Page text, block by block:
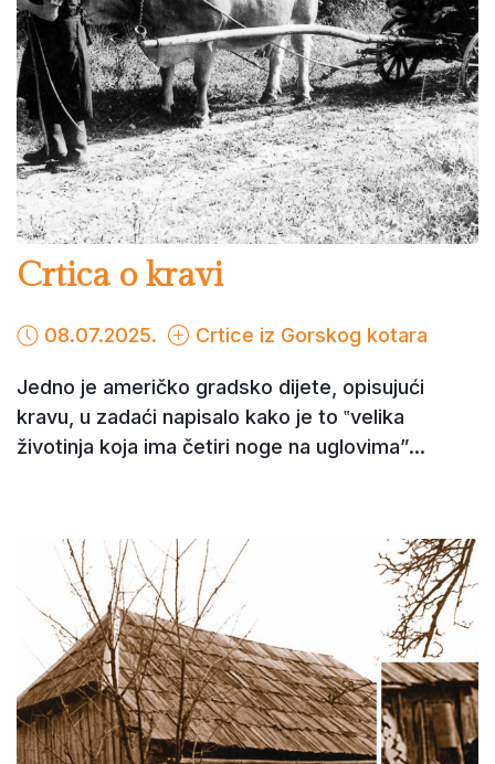
Crtica o kravi
08.07.2025. Crtice iz Gorskog kotara
Jedno je američko gradsko dijete, opisujući
kravu, u zadaći napisalo kako je to ‟velika
životinja koja ima četiri noge na uglovimaˮ...